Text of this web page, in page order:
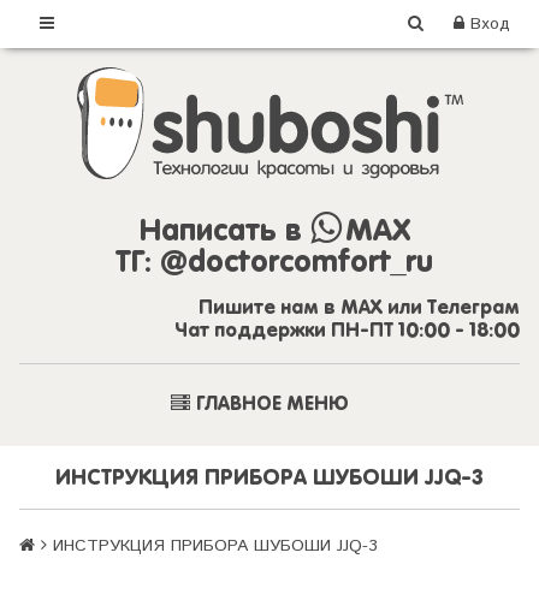
Вход
Написать в
MAX
ТГ: @doctorcomfort_ru
Пишите нам в MAX или Телеграм
Чат поддержки ПН-ПТ 10:00 - 18:00
ГЛАВНОЕ МЕНЮ
ИНСТРУКЦИЯ ПРИБОРА ШУБОШИ JJQ-3
ИНСТРУКЦИЯ ПРИБОРА ШУБОШИ JJQ-3